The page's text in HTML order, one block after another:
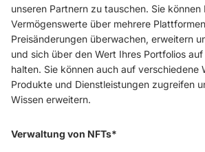
unseren Partnern zu tauschen. Sie können
Vermögenswerte über mehrere
Preisänderungen überwachen, erweitern
und sich über den Wert Ihres Portfolios
halten. Sie können auch auf verschiedene
Produkte und Dienstleistungen zugreifen
Wissen erweitern.
Verwaltung von NFTs*